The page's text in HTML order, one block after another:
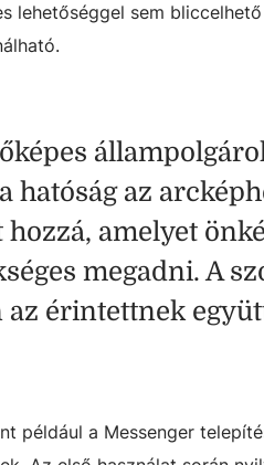
lehetőséggel sem
hatóság az
amelyet
megadni. A
az érintettnek
például a Messenger